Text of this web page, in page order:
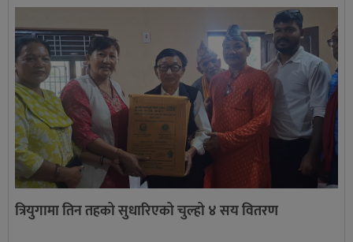
त्रियुगामा तिन तहको सुधारिएको चुल्हो ४ सय वितरण